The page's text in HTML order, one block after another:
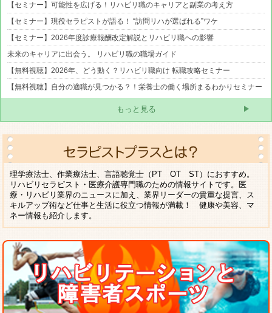
【セミナー】可能性を広げる！リハビリ職のキャリアと副業の考え方
【セミナー】現役セラピストが語る！ “訪問リハが選ばれる”ワケ
【セミナー】2026年度診療報酬改定解説とリハビリ職への影響
未来のキャリアに出会う。 リハビリ職の職場ガイド
【無料視聴】2026年、どう動く？リハビリ職向け 転職攻略セミナー
【無料視聴】自分の適職が見つかる？！栄養士の働く場所まるわかりセミナー
もっと見る
理学療法士、作業療法士、言語聴覚士（PT OT ST）におすすめ。
リハビリセラピスト・医療介護専門職のための情報サイトです。医
療・リハビリ業界のニュースに加え、業界リーダーの貴重な提言、ス
キルアップ術など仕事と生活に役立つ情報が満載！ 健康や美容、マ
ネー情報も紹介します。